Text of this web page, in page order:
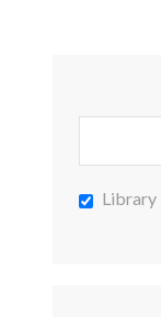
Library